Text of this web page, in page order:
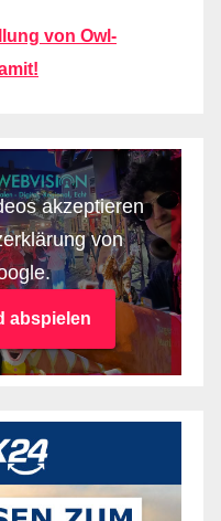
von Owl-
akzeptieren
von
abspielen